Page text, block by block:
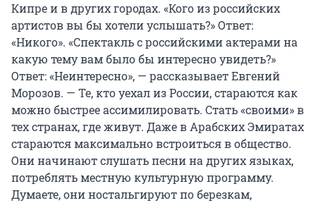
Кипре и в других городах. «Кого из российских
артистов вы бы хотели услышать?» Ответ:
«Никого». «Спектакль с российскими актерами на
какую тему вам было бы интересно увидеть?»
Ответ: «Неинтересно», — рассказывает Евгений
Морозов. — Те, кто уехал из России, стараются как
можно быстрее ассимилировать. Стать «своими» в
тех странах, где живут. Даже в Арабских Эмиратах
стараются максимально встроиться в общество.
Они начинают слушать песни на других языках,
потреблять местную культурную программу.
Думаете, они ностальгируют по березкам,